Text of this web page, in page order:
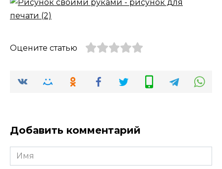
Оцените статью
Добавить комментарий
Имя
*